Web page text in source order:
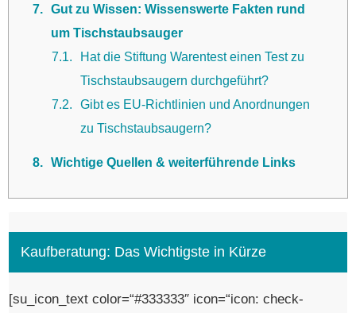
7
Gut zu Wissen: Wissenswerte Fakten rund
um Tischstaubsauger
7.1
Hat die Stiftung Warentest einen Test zu
Tischstaubsaugern durchgeführt?
7.2
Gibt es EU-Richtlinien und Anordnungen
zu Tischstaubsaugern?
8 Wichtige Quellen & weiterführende Links
Kaufberatung: Das Wichtigste in Kürze
[su_icon_text color=“#333333″ icon=“icon: check-